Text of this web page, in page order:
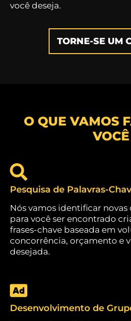
você deseja.
TORNE-SE UM
O QUE VAMOS
VOCÊ
Pesquisa de Palavras-
Nós vamos identificar
para você ser encontrado
frases-chave baseada em
concorrência, orçamento e
desejada.
Desenvolvimento de